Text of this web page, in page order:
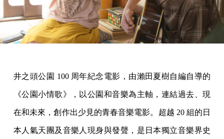
井之頭公園 100 周年紀念電影，由瀨田夏樹自編自導的
《公園小情歌》，以公園和音樂為主軸，連結過去、現
在和未來，創作出少見的青春音樂電影。超越 20 組的日
本人氣天團及音樂人現身與發聲，是日本獨立音樂界史